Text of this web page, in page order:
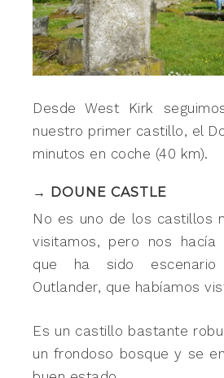
Desde West Kirk
nuestro primer castillo, el
minutos en coche (40 km).
→ DOUNE CASTLE
No es uno de los castillos
visitamos, pero nos hacía
que ha sido
Outlander, que habíamos
Es un castillo bastante
un frondoso bosque y se